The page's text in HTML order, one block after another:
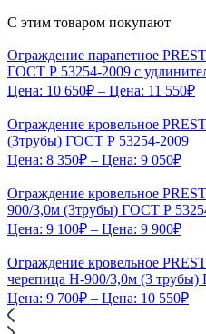
С этим товаром покупают
Ограждение парапетное
ГОСТ Р 53254-2009 с
Цена: 10 650₽ – Цена: 11 550₽
Ограждение кровельное
(3трубы) ГОСТ Р 53254-2009
Цена: 8 350₽ – Цена: 9 050₽
Ограждение кровельное
900/3,0м (3трубы) ГОСТ Р
Цена: 9 100₽ – Цена: 9 900₽
Ограждение кровельное
черепица H-900/3,0м (3
Цена: 9 700₽ – Цена: 10 550₽